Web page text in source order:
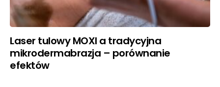
Laser tulowy MOXI a tradycyjna
mikrodermabrazja – porównanie
efektów